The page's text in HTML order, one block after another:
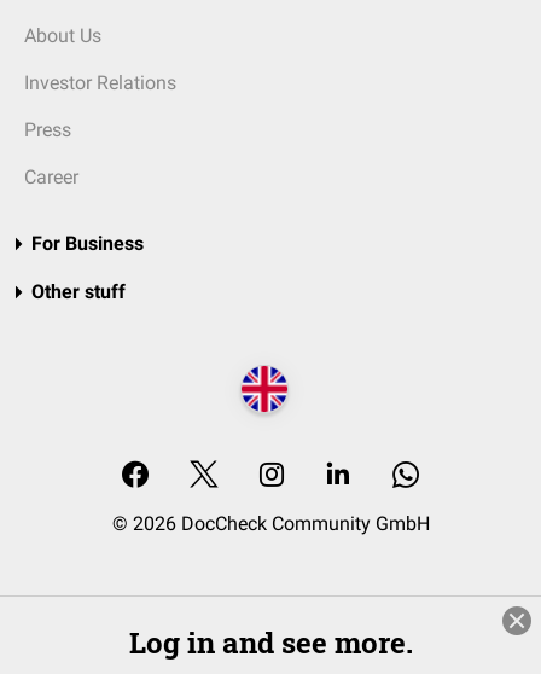
About Us
Investor Relations
Press
Career
For Business
Other stuff
© 2026 DocCheck Community GmbH
Log in and see more.